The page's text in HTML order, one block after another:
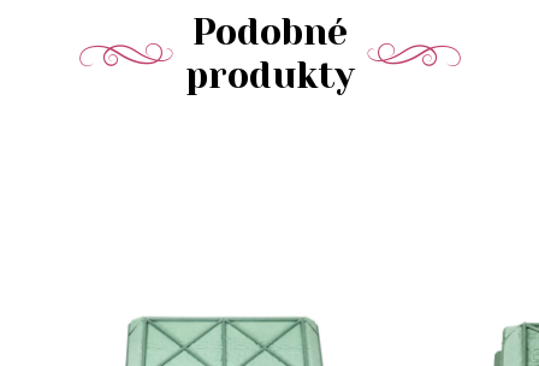
Podobné
produkty